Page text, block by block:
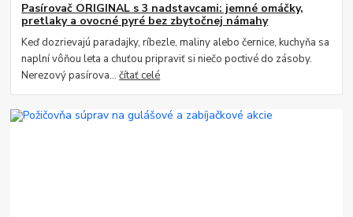
Pasírovač ORIGINAL s 3 nadstavcami: jemné omáčky,
pretlaky a ovocné pyré bez zbytočnej námahy
Keď dozrievajú paradajky, ríbezle, maliny alebo černice, kuchyňa sa
naplní vôňou leta a chuťou pripraviť si niečo poctivé do zásoby.
Nerezový pasírova...čítať celé